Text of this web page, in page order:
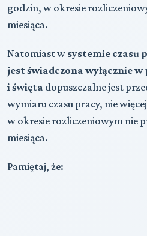
godzin, w okresie
miesiąca.
Natomiast w systemie czasu
jest świadczona wyłącznie
i święta dopuszczalne jest
wymiaru czasu pracy, nie
w okresie rozliczeniowym nie
miesiąca.
Pamiętaj, że: